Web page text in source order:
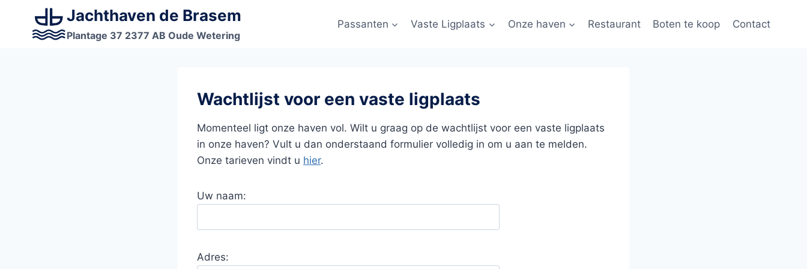
Doorgaan
inhoud
Jachthaven de Brasem
Plantage 37 2377 AB Oude Wetering
Passanten Vaste Ligplaats Onze haven Restaurant Boten te koop Contact
Wachtlijst voor een vaste ligplaats
Momenteel ligt onze haven vol. Wilt u graag op de wachtlijst voor een vaste ligplaats
in onze haven? Vult u dan onderstaand formulier volledig in om u aan te melden.
Onze tarieven vindt u hier.
Uw naam:
Adres: